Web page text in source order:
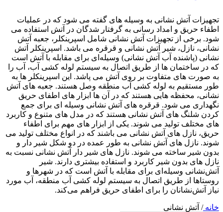
تجهیزات آتش نشانی به وسیله های گفته می شود که در عملیات
اطفاء حریق و امداد رسانی به گرفتار شدگان در آتش استفاده می
شود. برخی از تجهیزات آتش نشانی شامل اسپرینکلر، جعبه آتش
نشانی، نازل، شیر آتش نشانی و قرقره می باشد. اسپرینکلر آتش
نشانی (پاشنده آب آتش نشانی) وسیله‌ای برای مقابله با آتش است
که در ساختمان ها از طریق اتصال به سیستم لوله ‌کشی آب، آب را
به صورت های متفاوت بر روی آتش می پاشد. این اسپرینکلر ها به
طور مستقیم به لوله کشی آب منطقه وصل هستند. جعبه های آتش
نشانی، محفظه هایی هستند که در آن ها ابزار های اطفای حریق
نگهداری می شود. قرقره های آتش نشانی وسیله ای برای جمع
کردن شلنگ های آتش نشانی هستند که در مدل های متنوع و کاربرد
های مختلف تولید می شوند. یکی از ابزار های مهم برای اطفاء
حریق، نازل های آتش نشانی می باشند که در انواع مختلف تولید می
شوند. نازل های آتش نشانی به طور عمده در دو شکل شیر دار و
بدون شیر ساخته می شوند. نازل های شیر دار آتش نشانی نسبت به
نازل های بدون شیر کاربرد و استفاده بیشتری دارند. شیر
آتش‌نشانی وسیله‌ای برای مقابله با آتش است که در شهرها و
روستاها از طریق اتصال به سیستم لوله ‌کشی آب منطقه، آب مورد
نیاز آتش‌نشانان را برای اطفای حریق فراهم می‌کند.
خانه/ آتش نشانی